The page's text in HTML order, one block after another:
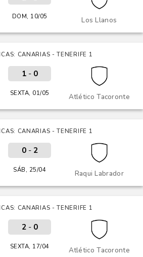
Los Llanos
DOM, 10/05
CANARIAS - TENERIFE 1
Atlético Tacoronte
1- 0
SEXTA, 01/05
CANARIAS - TENERIFE 1
Raqui Labrador
0- 2
SÁB, 25/04
CANARIAS - TENERIFE 1
Atlético Tacoronte
2- 0
SEXTA, 17/04